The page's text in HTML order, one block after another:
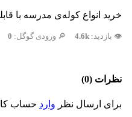
خرید انواع کوله‌ی مدرسه با
👁️ بازدید: 4.6k 🔎 ورودی گوگل: 0
نظرات (0)
برای ارسال نظر وارد حساب